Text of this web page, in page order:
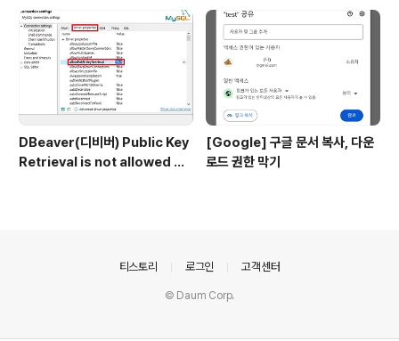
DBeaver(디비버) Public Key
Retrieval is not allowed 에
[Google] 구글 문서 복사, 다운
로드 권한 막기
티스토리 로그인 고객센터
© Daum Corp.